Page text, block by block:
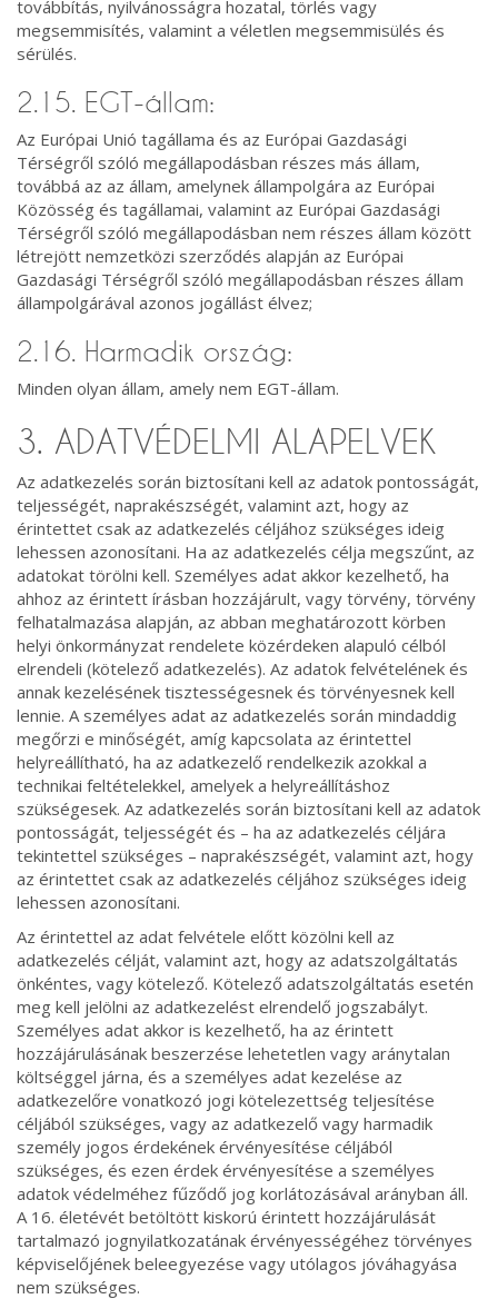
továbbítás, nyilvánosságra hozatal, törlés vagy
megsemmisítés, valamint a véletlen megsemmisülés és
sérülés.
2.15. EGT-állam:
Az Európai Unió tagállama és az Európai Gazdasági
Térségről szóló megállapodásban részes más állam,
továbbá az az állam, amelynek állampolgára az Európai
Közösség és tagállamai, valamint az Európai Gazdasági
Térségről szóló megállapodásban nem részes állam között
létrejött nemzetközi szerződés alapján az Európai
Gazdasági Térségről szóló megállapodásban részes állam
állampolgárával azonos jogállást élvez;
2.16. Harmadik ország:
Minden olyan állam, amely nem EGT-állam.
3. ADATVÉDELMI ALAPELVEK
Az adatkezelés során biztosítani kell az adatok pontosságát,
teljességét, naprakészségét, valamint azt, hogy az
érintettet csak az adatkezelés céljához szükséges ideig
lehessen azonosítani. Ha az adatkezelés célja megszűnt, az
adatokat törölni kell. Személyes adat akkor kezelhető, ha
ahhoz az érintett írásban hozzájárult, vagy törvény, törvény
felhatalmazása alapján, az abban meghatározott körben
helyi önkormányzat rendelete közérdeken alapuló célból
elrendeli (kötelező adatkezelés). Az adatok felvételének és
annak kezelésének tisztességesnek és törvényesnek kell
lennie. A személyes adat az adatkezelés során mindaddig
megőrzi e minőségét, amíg kapcsolata az érintettel
helyreállítható, ha az adatkezelő rendelkezik azokkal a
technikai feltételekkel, amelyek a helyreállításhoz
szükségesek. Az adatkezelés során biztosítani kell az adatok
pontosságát, teljességét és – ha az adatkezelés céljára
tekintettel szükséges – naprakészségét, valamint azt, hogy
az érintettet csak az adatkezelés céljához szükséges ideig
lehessen azonosítani.
Az érintettel az adat felvétele előtt közölni kell az
adatkezelés célját, valamint azt, hogy az adatszolgáltatás
önkéntes, vagy kötelező. Kötelező adatszolgáltatás esetén
meg kell jelölni az adatkezelést elrendelő jogszabályt.
Személyes adat akkor is kezelhető, ha az érintett
hozzájárulásának beszerzése lehetetlen vagy aránytalan
költséggel járna, és a személyes adat kezelése az
adatkezelőre vonatkozó jogi kötelezettség teljesítése
céljából szükséges, vagy az adatkezelő vagy harmadik
személy jogos érdekének érvényesítése céljából
szükséges, és ezen érdek érvényesítése a személyes
adatok védelméhez fűződő jog korlátozásával arányban áll.
A 16. életévét betöltött kiskorú érintett hozzájárulását
tartalmazó jognyilatkozatának érvényességéhez törvényes
képviselőjének beleegyezése vagy utólagos jóváhagyása
nem szükséges.